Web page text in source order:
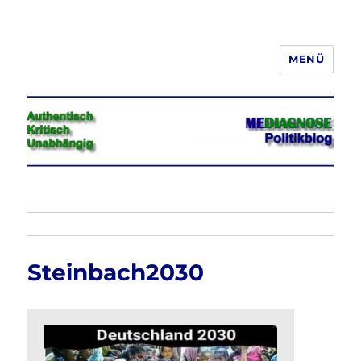
Jeder hat das Recht, seine
Meinung in Wort, Schrift und Bild
frei zu äußern und zu verbreiten
MENÜ
Steinbach2030